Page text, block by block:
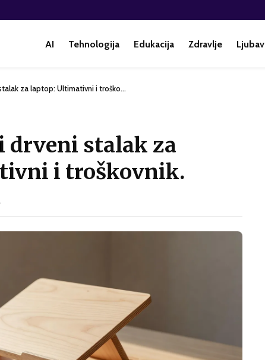
AI Tehnologija Edukacija Zdravlje Ljubav
za laptop: Ultimativni i troško…
drveni stalak za
i troškovnik.